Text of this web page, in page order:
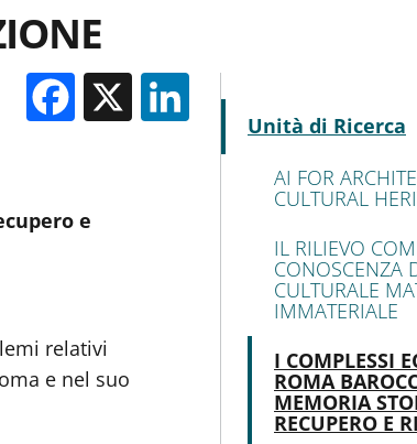
Facebook
X LinkedIn
e
relativi
e nel suo
MENU CEV
Unità di Ricerca
Active
AI FOR
CULTURAL
IL RILIEVO
CONOSCENZA
CULTURALE
IMMATERIALE
I COMPLESSI
ROMA
MEMORIA
RECUPERO E